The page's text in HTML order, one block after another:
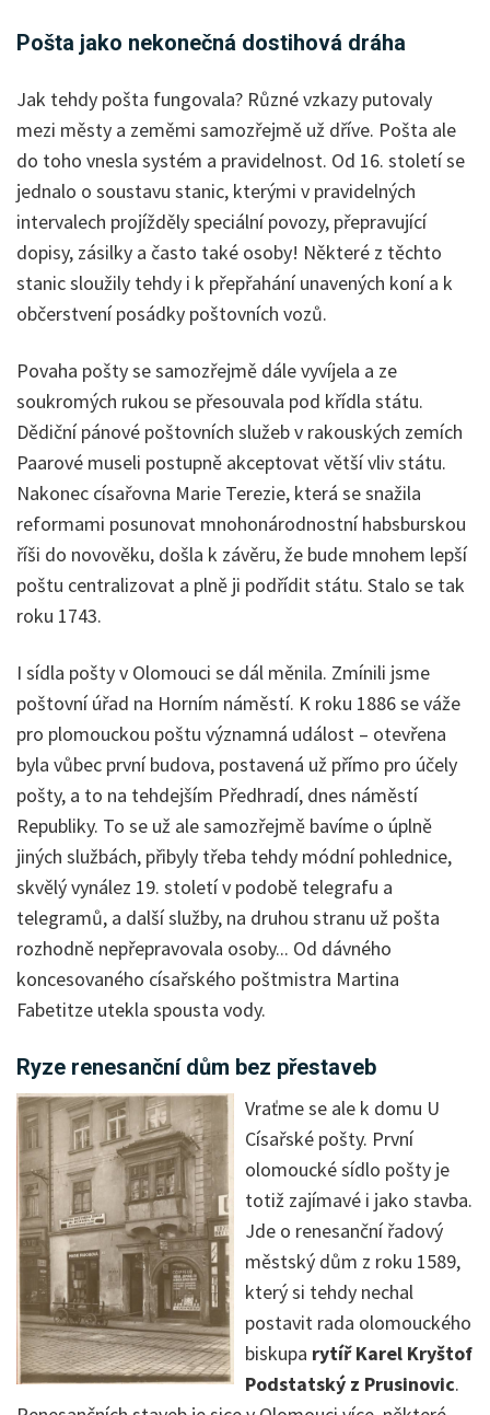
Pošta jako nekonečná dostihová dráha
Jak tehdy pošta fungovala? Různé vzkazy putovaly
mezi městy a zeměmi samozřejmě už dříve. Pošta ale
do toho vnesla systém a pravidelnost. Od 16. století se
jednalo o soustavu stanic, kterými v pravidelných
intervalech projížděly speciální povozy, přepravující
dopisy, zásilky a často také osoby! Některé z těchto
stanic sloužily tehdy i k přepřahání unavených koní a k
občerstvení posádky poštovních vozů.
Povaha pošty se samozřejmě dále vyvíjela a ze
soukromých rukou se přesouvala pod křídla státu.
Dědiční pánové poštovních služeb v rakouských zemích
Paarové museli postupně akceptovat větší vliv státu.
Nakonec císařovna Marie Terezie, která se snažila
reformami posunovat mnohonárodnostní habsburskou
říši do novověku, došla k závěru, že bude mnohem lepší
poštu centralizovat a plně ji podřídit státu. Stalo se tak
roku 1743.
I sídla pošty v Olomouci se dál měnila. Zmínili jsme
poštovní úřad na Horním náměstí. K roku 1886 se váže
pro plomouckou poštu významná událost – otevřena
byla vůbec první budova, postavená už přímo pro účely
pošty, a to na tehdejším Předhradí, dnes náměstí
Republiky. To se už ale samozřejmě bavíme o úplně
jiných službách, přibyly třeba tehdy módní pohlednice,
skvělý vynález 19. století v podobě telegrafu a
telegramů, a další služby, na druhou stranu už pošta
rozhodně nepřepravovala osoby... Od dávného
koncesovaného císařského poštmistra Martina
Fabetitze utekla spousta vody.
Ryze renesanční dům bez přestaveb
Vraťme se ale k domu U
Císařské pošty. První
olomoucké sídlo pošty je
totiž zajímavé i jako stavba.
Jde o renesanční řadový
městský dům z roku 1589,
který si tehdy nechal
postavit rada olomouckého
biskupa rytíř Karel Kryštof
Podstatský z Prusinovic.